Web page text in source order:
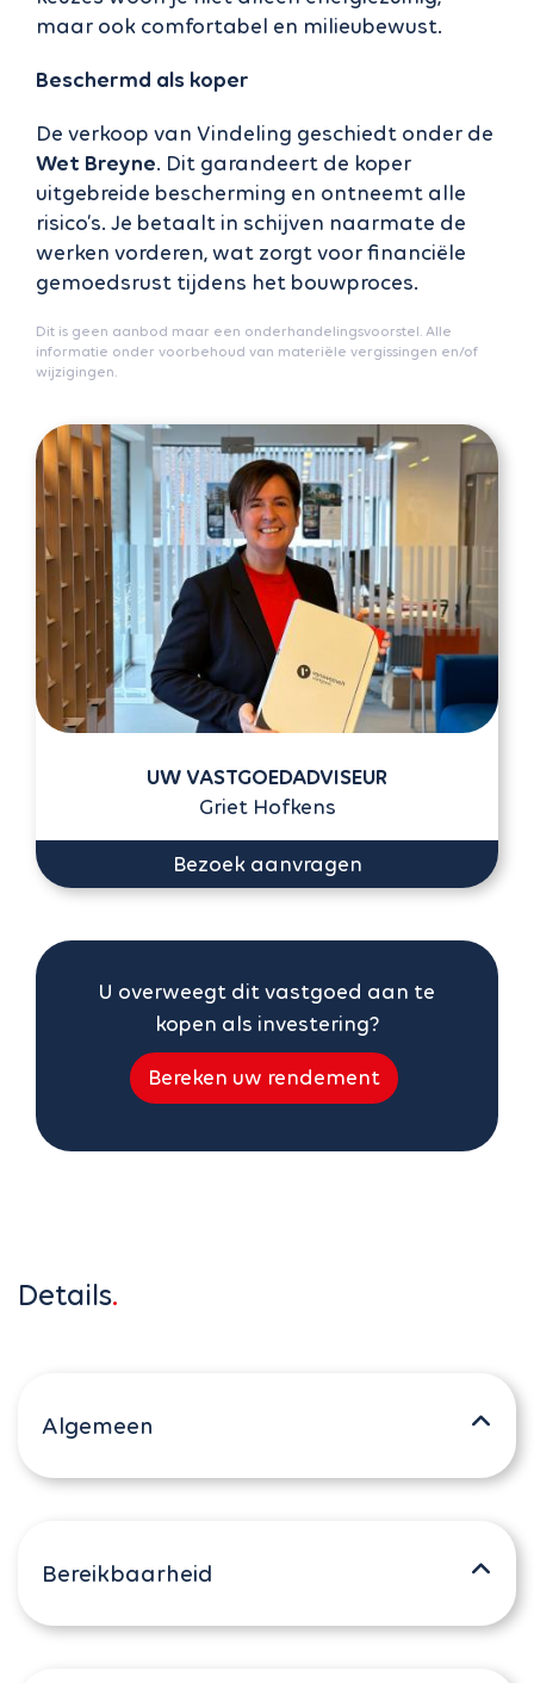
maar ook comfortabel en milieubewust.
Beschermd als koper
De verkoop van Vindeling geschiedt onder de
Wet Breyne. Dit garandeert de koper
uitgebreide bescherming en ontneemt alle
risico’s. Je betaalt in schijven naarmate de
werken vorderen, wat zorgt voor financiële
gemoedsrust tijdens het bouwproces.
Dit is geen aanbod maar een onderhandelingsvoorstel. Alle
informatie onder voorbehoud van materiële vergissingen en/of
wijzigingen.
UW VASTGOEDADVISEUR
Griet Hofkens
Bezoek aanvragen
U overweegt dit vastgoed aan te
kopen als investering?
Bereken uw rendement
Details
Algemeen
Bereikbaarheid